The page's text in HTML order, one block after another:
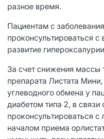
разное время.
Пациентам с
проконсультироваться
развитие
За счет снижения массы
препарата Листата
углеводного обмена у
диабетом типа 2, в
проконсультироваться
началом приема